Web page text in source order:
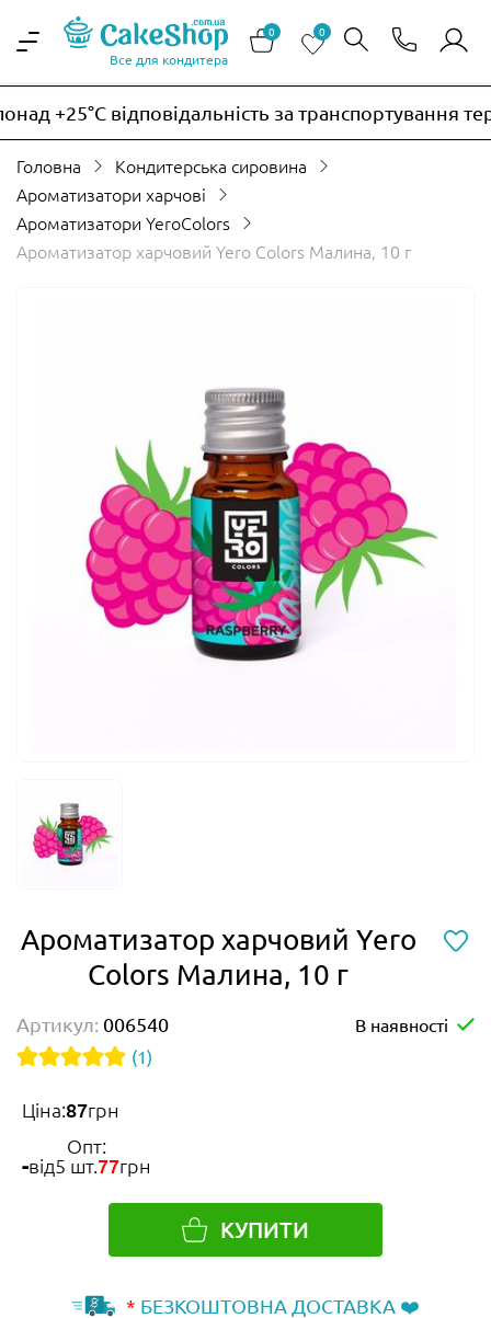
Все для кондитера
0 0
+25°C відповідальність за транспортування
Головна
Кондитерська сировина
Ароматизатори харчові
Ароматизатори YeroСolors
Ароматизатор харчовий Yero Colors Малина, 10 г
Ароматизатор харчовий Yero
Colors Малина, 10 г
Артикул: 006540
В наявності
(1)
Ціна:87грн
Опт:
від5 шт.77грн
КУПИТИ
* БЕЗКОШТОВНА ДОСТАВКА ❤️